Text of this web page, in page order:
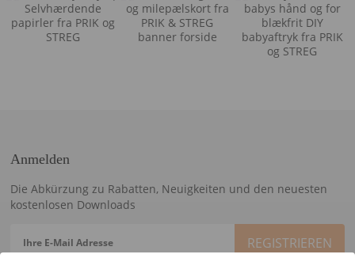
Anmelden
Die Abkürzung zu Rabatten, Neuigkeiten und den neuesten
kostenlosen Downloads
Ihre E-Mail Adresse